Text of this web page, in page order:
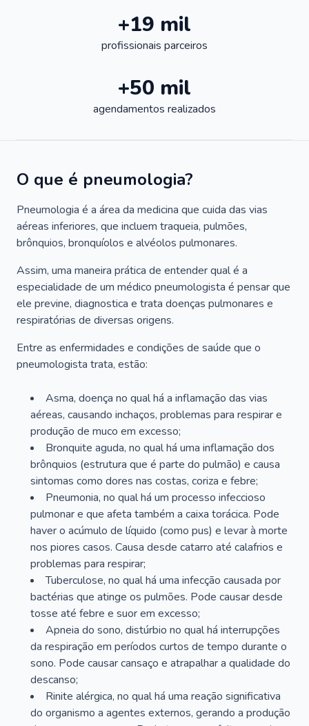
+19 mil
profissionais parceiros
+50 mil
agendamentos realizados
O que é pneumologia?
Pneumologia é a área da medicina que cuida das vias
aéreas inferiores, que incluem traqueia, pulmões,
brônquios, bronquíolos e alvéolos pulmonares.
Assim, uma maneira prática de entender qual é a
especialidade de um médico pneumologista é pensar que
ele previne, diagnostica e trata doenças pulmonares e
respiratórias de diversas origens.
Entre as enfermidades e condições de saúde que o
pneumologista trata, estão:
Asma, doença no qual há a inflamação das vias
aéreas, causando inchaços, problemas para respirar e
produção de muco em excesso;
Bronquite aguda, no qual há uma inflamação dos
brônquios (estrutura que é parte do pulmão) e causa
sintomas como dores nas costas, coriza e febre;
Pneumonia, no qual há um processo infeccioso
pulmonar e que afeta também a caixa torácica. Pode
haver o acúmulo de líquido (como pus) e levar à morte
nos piores casos. Causa desde catarro até calafrios e
problemas para respirar;
Tuberculose, no qual há uma infecção causada por
bactérias que atinge os pulmões. Pode causar desde
tosse até febre e suor em excesso;
Apneia do sono, distúrbio no qual há interrupções
da respiração em períodos curtos de tempo durante o
sono. Pode causar cansaço e atrapalhar a qualidade do
descanso;
Rinite alérgica, no qual há uma reação significativa
do organismo a agentes externos, gerando a produção